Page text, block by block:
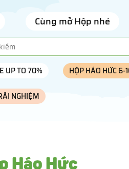
Cùng mở Hộp nhé
UP TO 70% HỘP HÁO HỨC 6-
NGHIỆM
Háo Hức